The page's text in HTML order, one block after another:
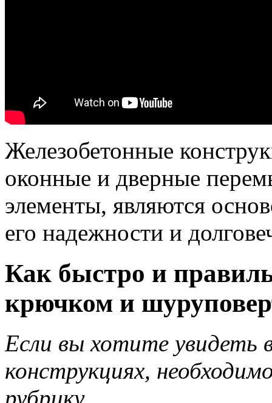
Железобетонные
оконные и дверные
элементы, являются
его надежности и
Как быстро и
крючком и
Если вы хотите
конструкциях,